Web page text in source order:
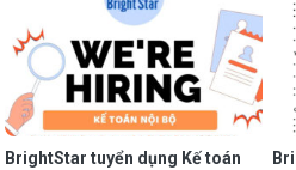
BrightStar tuyển dụng Kế toán